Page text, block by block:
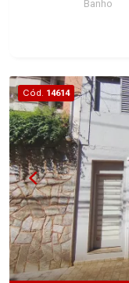
Banho
Cód. 14614